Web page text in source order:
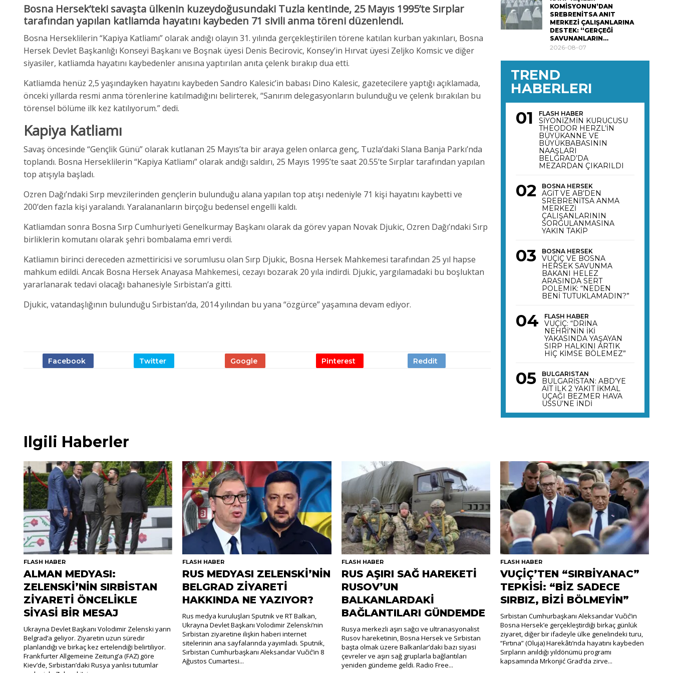
Bosna Hersek’teki savaşta ülkenin kuzeydoğusundaki Tuzla kentinde, 25 Mayıs 1995’te Sırplar
tarafından yapılan katliamda hayatını kaybeden 71 sivili anma töreni düzenlendi.
Bosna Herseklilerin “Kapiya Katliamı” olarak andığı olayın 31. yılında gerçekleştirilen törene katılan kurban yakınları, Bosna
Hersek Devlet Başkanlığı Konseyi Başkanı ve Boşnak üyesi Denis Becirovic, Konsey’in Hırvat üyesi Zeljko Komsic ve diğer
siyasiler, katliamda hayatını kaybedenler anısına yaptırılan anıta çelenk bırakıp dua etti.
Katliamda henüz 2,5 yaşındayken hayatını kaybeden Sandro Kalesic’in babası Dino Kalesic​​​​​​​, gazetecilere yaptığı açıklamada,
önceki yıllarda resmi anma törenlerine katılmadığını belirterek, “Sanırım delegasyonların bulunduğu ve çelenk bırakılan bu
törensel bölüme ilk kez katılıyorum.” dedi.
Kapiya Katliamı
Savaş öncesinde “Gençlik Günü” olarak kutlanan 25 Mayıs’ta bir araya gelen onlarca genç, Tuzla’daki Slana Banja Parkı’nda
toplandı. Bosna Herseklilerin “Kapiya Katliamı” olarak andığı saldırı, 25 Mayıs 1995’te saat 20.55’te Sırplar tarafından yapılan
top atışıyla başladı.
Ozren Dağı’ndaki Sırp mevzilerinden gençlerin bulunduğu alana yapılan top atışı nedeniyle 71 kişi hayatını kaybetti ve
200’den fazla kişi yaralandı. Yaralananların birçoğu bedensel engelli kaldı.
Katliamdan sonra Bosna Sırp Cumhuriyeti Genelkurmay Başkanı olarak da görev yapan Novak Djukic, Ozren Dağı’ndaki Sırp
birliklerin komutanı olarak şehri bombalama emri verdi.
Katliamın birinci dereceden azmettiricisi ve sorumlusu olan Sırp Djukic, Bosna Hersek Mahkemesi tarafından 25 yıl hapse
mahkum edildi. Ancak Bosna Hersek Anayasa Mahkemesi, cezayı bozarak 20 yıla indirdi. Djukic, yargılamadaki bu boşluktan
yararlanarak tedavi olacağı bahanesiyle Sırbistan’a gitti.
Djukic, vatandaşlığının bulunduğu Sırbistan’da, 2014 yılından bu yana “özgürce” yaşamına devam ediyor.
KOMİSYONUN’DAN
SREBRENİTSA ANIT
MERKEZİ ÇALIŞANLARINA
DESTEK: “GERÇEĞİ
SAVUNANLARIN…
2026-08-07
TREND
HABERLERI
FLASH HABER
SİYONİZMİN KURUCUSU
THEODOR HERZL’İN
BÜYÜKANNE VE
BÜYÜKBABASININ
NAAŞLARI
BELGRAD’DA
MEZARDAN ÇIKARILDI
BOSNA HERSEK
AGİT VE AB’DEN
SREBRENİTSA ANMA
MERKEZİ
ÇALIŞANLARININ
SORGULANMASINA
YAKIN TAKİP
BOSNA HERSEK
VUÇİÇ VE BOSNA
HERSEK SAVUNMA
BAKANI HELEZ
ARASINDA SERT
POLEMİK: “NEDEN
BENİ TUTUKLAMADIN?”
FLASH HABER
VUÇİÇ: “DRİNA
NEHRİ’NİN İKİ
YAKASINDA YAŞAYAN
SIRP HALKINI ARTIK
HİÇ KİMSE BÖLEMEZ”
BULGARISTAN
BULGARİSTAN: ABD’YE
AİT İLK 2 YAKIT İKMAL
UÇAĞI BEZMER HAVA
ÜSSÜ’NE İNDİ
Ilgili Haberler
FLASH HABER
ALMAN MEDYASI:
ZELENSKİ’NİN SIRBİSTAN
ZİYARETİ ÖNCELİKLE
SİYASİ BİR MESAJ
Ukrayna Devlet Başkanı Volodimir Zelenski yarın
Belgrad’a geliyor. Ziyaretin uzun süredir
planlandığı ve birkaç kez ertelendiği belirtiliyor.
Frankfurter Allgemeine Zeitung’a (FAZ) göre
Kiev’de, Sırbistan’daki Rusya yanlısı tutumlar
FLASH HABER
RUS MEDYASI ZELENSKİ’NİN
BELGRAD ZİYARETİ
HAKKINDA NE YAZIYOR?
Rus medya kuruluşları Sputnik ve RT Balkan,
Ukrayna Devlet Başkanı Volodimir Zelenski’nin
Sırbistan ziyaretine ilişkin haberi internet
sitelerinin ana sayfalarında yayımladı. Sputnik,
Sırbistan Cumhurbaşkanı Aleksandar Vučić’in 8
Ağustos Cumartesi...
FLASH HABER
RUS AŞIRI SAĞ HAREKETİ
RUSOV’UN
BALKANLARDAKİ
BAĞLANTILARI GÜNDEMDE
Rusya merkezli aşırı sağcı ve ultranasyonalist
Rusov hareketinin, Bosna Hersek ve Sırbistan
başta olmak üzere Balkanlar’daki bazı siyasi
çevreler ve aşırı sağ gruplarla bağlantıları
yeniden gündeme geldi. Radio Free...
FLASH HABER
VUÇİÇ’TEN “SIRBİYANAC”
TEPKİSİ: “BİZ SADECE
SIRBIZ, BİZİ BÖLMEYİN”
Sırbistan Cumhurbaşkanı Aleksandar Vučić’in
Bosna Hersek’e gerçekleştirdiği birkaç günlük
ziyaret, diğer bir ifadeyle ülke genelindeki turu,
“Fırtına” (Oluja) Harekâtı’nda hayatını kaybeden
Sırpların anıldığı yıldönümü programı
kapsamında Mrkonjić Grad’da zirve...